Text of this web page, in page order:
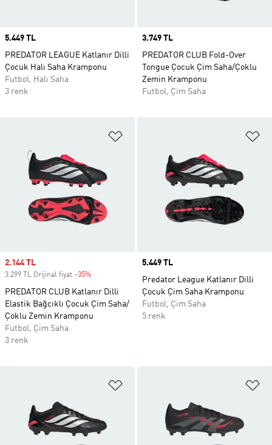
Price
5.449 TL
PREDATOR LEAGUE Katlanır Dilli
Çocuk Halı Saha Kramponu
Futbol, Halı Saha
3 renk
Price
3.749 TL
PREDATOR CLUB Fold-Over
Tongue Çocuk Çim Saha/Çoklu
Zemin Kramponu
Futbol, Çim Saha
Sale price
2.144 TL
3.299 TL Orijinal fiyat -35%
PREDATOR CLUB Katlanır Dilli
Elastik Bağcıklı Çocuk Çim Saha/
Çoklu Zemin Kramponu
Futbol, Çim Saha
3 renk
Price
5.449 TL
Predator League Katlanır Dilli
Çocuk Çim Saha Kramponu
Futbol, Çim Saha
5 renk